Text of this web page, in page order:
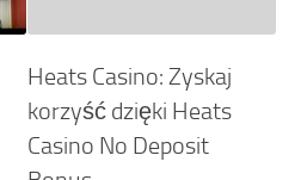
Heats Casino: Zyskaj
korzyść dzięki Heats
Casino No Deposit